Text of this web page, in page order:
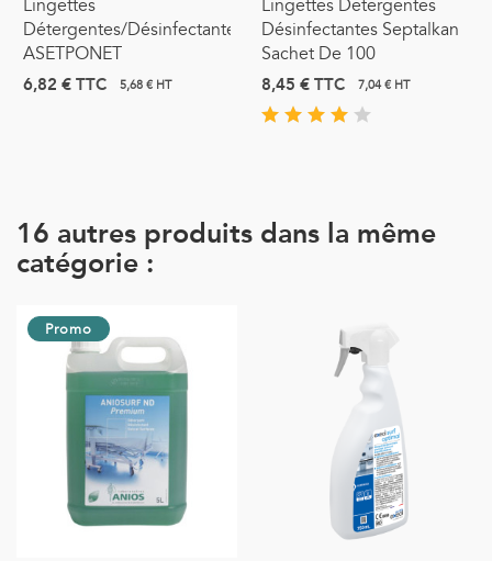
Lingettes
Détergentes/Désinfectantes
ASETPONET
6,82 €TTC 5,68 € HT
Lingettes Detergentes
Désinfectantes Septalkan
Sachet De 100
8,45 €TTC 7,04 € HT
16 autres produits dans la même
catégorie :
Promo